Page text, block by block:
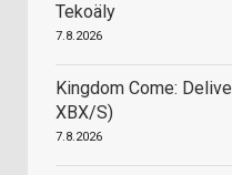
Tekoäly
7.8.2026
Kingdom Come:
XBX/S)
7.8.2026